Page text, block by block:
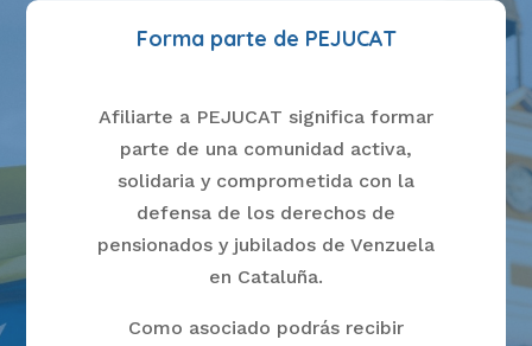
Forma parte de PEJUCAT
Afiliarte a PEJUCAT significa formar
parte de una comunidad activa,
solidaria y comprometida con la
defensa de los derechos de
pensionados y jubilados de Venzuela
en Cataluña.
Como asociado podrás recibir